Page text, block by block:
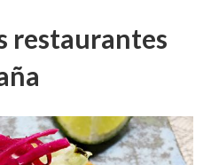
restaurantes